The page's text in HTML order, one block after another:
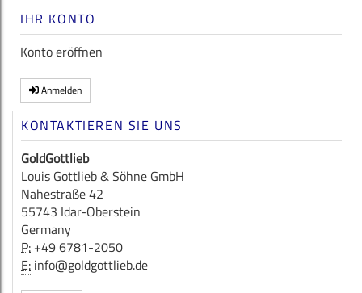
IHR KONTO
Konto eröffnen
Anmelden
KONTAKTIEREN SIE UNS
GoldGottlieb
Louis Gottlieb & Söhne GmbH
Nahestraße 42
55743 Idar-Oberstein
Germany
P: +49 6781-2050
E: info@goldgottlieb.de